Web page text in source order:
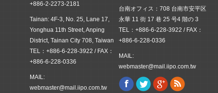
台南オフィス：708 台南市安平区
永華 11 街 17 巷 25 号4 階の 3
TEL：+886-6-228-3922 / FAX：
+886-6-228-0336
MAIL:
webmaster@mail.iipo.com.tw
Find us on:
Facebook
TwitterGoogle+
Rss
+886-2-2273-2181
Tainan: 4F-3, No. 25, Lane 17,
Yonghua 11th Street, Anping
District, Tainan City 708, Taiwan
TEL：+886-6-228-3922 / FAX：
+886-6-228-0336
MAIL:
webmaster@mail.iipo.com.tw